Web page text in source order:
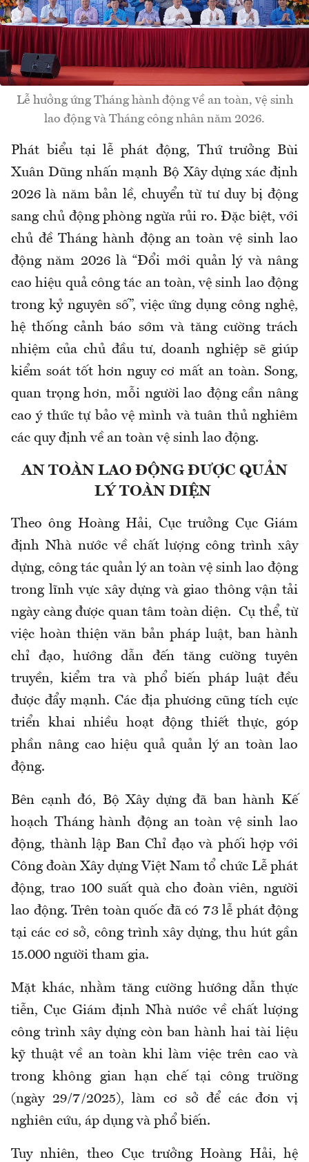
Lễ hưởng ứng Tháng hành động về an toàn, vệ sinh
lao động và Tháng công nhân năm 2026.
Phát biểu tại lễ phát động, Thứ trưởng Bùi
Xuân Dũng nhấn mạnh Bộ Xây dựng xác định
2026 là năm bản lề, chuyển từ tư duy bị động
sang chủ động phòng ngừa rủi ro. Đặc biệt, với
chủ đề Tháng hành động an toàn vệ sinh lao
động năm 2026 là “Đổi mới quản lý và nâng
cao hiệu quả công tác an toàn, vệ sinh lao động
trong kỷ nguyên số”, việc ứng dụng công nghệ,
hệ thống cảnh báo sớm và tăng cường trách
nhiệm của chủ đầu tư, doanh nghiệp sẽ giúp
kiểm soát tốt hơn nguy cơ mất an toàn. Song,
quan trọng hơn, mỗi người lao động cần nâng
cao ý thức tự bảo vệ mình và tuân thủ nghiêm
các quy định về an toàn vệ sinh lao động.
AN TOÀN LAO ĐỘNG ĐƯỢC QUẢN
LÝ TOÀN DIỆN
Theo ông Hoàng Hải, Cục trưởng Cục Giám
định Nhà nước về chất lượng công trình xây
dựng, công tác quản lý an toàn vệ sinh lao động
trong lĩnh vực xây dựng và giao thông vận tải
ngày càng được quan tâm toàn diện. Cụ thể, từ
việc hoàn thiện văn bản pháp luật, ban hành
chỉ đạo, hướng dẫn đến tăng cường tuyên
truyền, kiểm tra và phổ biến pháp luật đều
được đẩy mạnh. Các địa phương cũng tích cực
triển khai nhiều hoạt động thiết thực, góp
phần nâng cao hiệu quả quản lý an toàn lao
động.
Bên cạnh đó, Bộ Xây dựng đã ban hành Kế
hoạch Tháng hành động an toàn vệ sinh lao
động, thành lập Ban Chỉ đạo và phối hợp với
Công đoàn Xây dựng Việt Nam tổ chức Lễ phát
động, trao 100 suất quà cho đoàn viên, người
lao động. Trên toàn quốc đã có 73 lễ phát động
tại các cơ sở, công trình xây dựng, thu hút gần
15.000 người tham gia.
Mặt khác, nhằm tăng cường hướng dẫn thực
tiễn, Cục Giám định Nhà nước về chất lượng
công trình xây dựng còn ban hành hai tài liệu
kỹ thuật về an toàn khi làm việc trên cao và
trong không gian hạn chế tại công trường
(ngày 29/7/2025), làm cơ sở để các đơn vị
nghiên cứu, áp dụng và phổ biến.
Tuy nhiên, theo Cục trưởng Hoàng Hải, hệ